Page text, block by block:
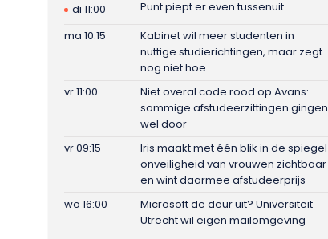
di 11:00
Punt piept er even tussenuit
ma 10:15
Kabinet wil meer studenten in
nuttige studierichtingen, maar zegt
nog niet hoe
vr 11:00
Niet overal code rood op Avans:
sommige afstudeerzittingen gingen
wel door
vr 09:15
Iris maakt met één blik in de spiegel
onveiligheid van vrouwen zichtbaar
en wint daarmee afstudeerprijs
wo 16:00
Microsoft de deur uit? Universiteit
Utrecht wil eigen mailomgeving